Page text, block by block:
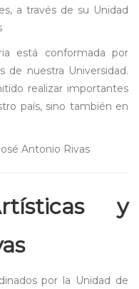
a través de su Unidad
está conformada por
de nuestra Universidad.
realizar importantes
país, sino también en
Antonio Rivas
y
por la Unidad de